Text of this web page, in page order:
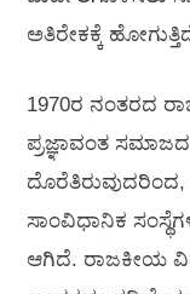
ಅತಿರೇಕಕ್ಕೆ
1970ರ ನಂತರದ
ಪ್ರಜ್ಞಾವಂತ
ಸಾಂವಿಧಾನಿಕ
ಆಗಿದೆ. ರಾಜಕೀಯ